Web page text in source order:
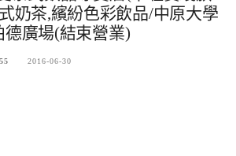
奶茶,繽紛色彩飲品/中原大學
廣場(結束營業)
2016-06-30